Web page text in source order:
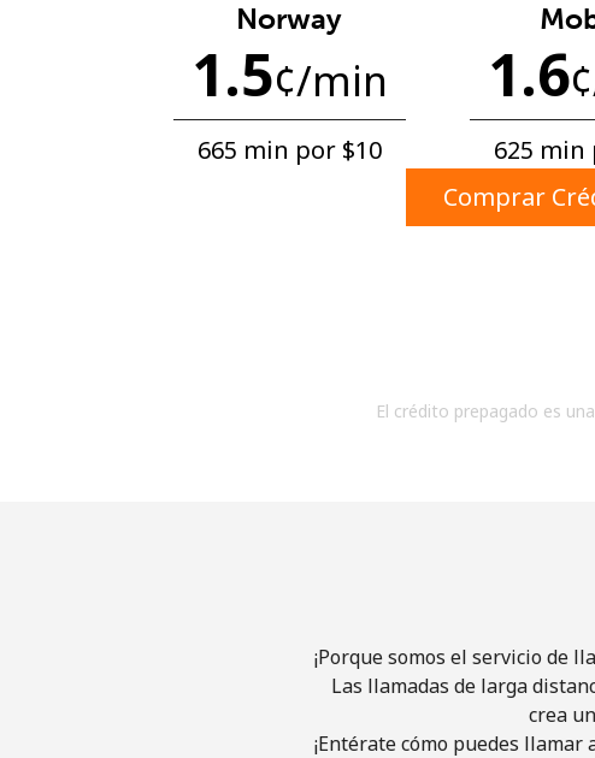
Norway
1.5¢/min
665 min por ⁦$10⁩
1.6¢
625 min
Comprar
El crédito prepagado es
¡Porque somos el servicio de
Las llamadas de larga
crea
¡Entérate cómo puedes